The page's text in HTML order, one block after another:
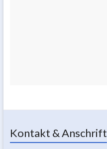
Kontakt & Anschrift